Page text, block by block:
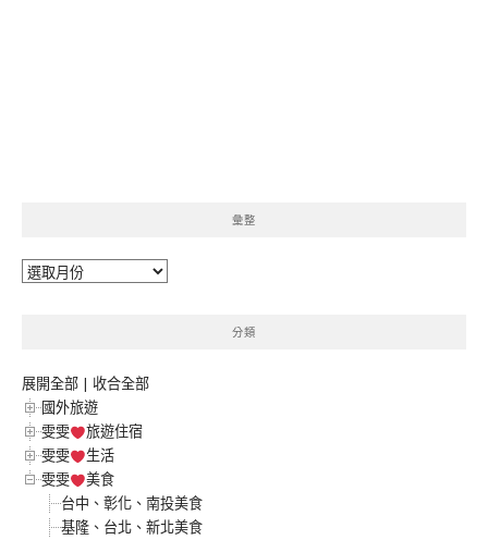
彙整
彙
分類
展開全部 | 收合全部
國外旅遊
雯雯
旅遊住宿
雯雯
生活
雯雯
美食
台中、彰化、南投美食
基隆、台北、新北美食